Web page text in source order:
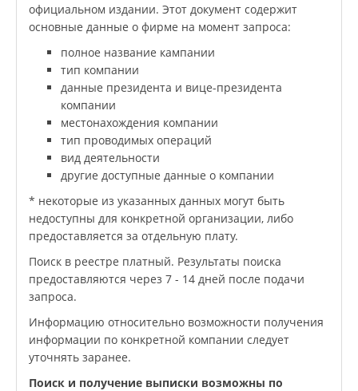
официальном издании. Этот документ содержит
основные данные о фирме на момент запроса:
полное название кампании
тип компании
данные президента и вице-президента
компании
местонахождения компании
тип проводимых операций
вид деятельности
другие доступные данные о компании
* некоторые из указанных данных могут быть
недоступны для конкретной организации, либо
предоставляется за отдельную плату.
Поиск в реестре платный. Результаты поиска
предоставляются через 7 - 14 дней после подачи
запроса.
Информацию относительно возможности получения
информации по конкретной компании следует
уточнять заранее.
Поиск и получение выписки возможны по